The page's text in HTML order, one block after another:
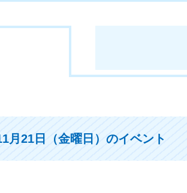
月21日（金曜日）のイベント